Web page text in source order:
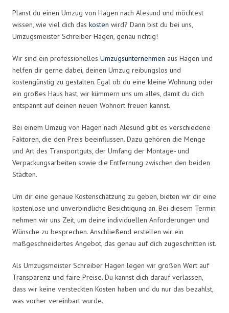
Planst du einen Umzug von Hagen nach Alesund und möchtest
wissen, wie viel dich das kosten wird? Dann bist du bei uns,
Umzugsmeister Schreiber Hagen, genau richtig!
Wir sind ein professionelles Umzugsunternehmen aus Hagen und
helfen dir gerne dabei, deinen Umzug reibungslos und
kostengünstig zu gestalten. Egal ob du eine kleine Wohnung oder
ein großes Haus hast, wir kümmern uns um alles, damit du dich
entspannt auf deinen neuen Wohnort freuen kannst.
Bei einem Umzug von Hagen nach Alesund gibt es verschiedene
Faktoren, die den Preis beeinflussen. Dazu gehören die Menge
und Art des Transportguts, der Umfang der Montage- und
Verpackungsarbeiten sowie die Entfernung zwischen den beiden
Städten.
Um dir eine genaue Kostenschätzung zu geben, bieten wir dir eine
kostenlose und unverbindliche Besichtigung an. Bei diesem Termin
nehmen wir uns Zeit, um deine individuellen Anforderungen und
Wünsche zu besprechen. Anschließend erstellen wir ein
maßgeschneidertes Angebot, das genau auf dich zugeschnitten ist.
Als Umzugsmeister Schreiber Hagen legen wir großen Wert auf
Transparenz und faire Preise. Du kannst dich darauf verlassen,
dass wir keine versteckten Kosten haben und du nur das bezahlst,
was vorher vereinbart wurde.